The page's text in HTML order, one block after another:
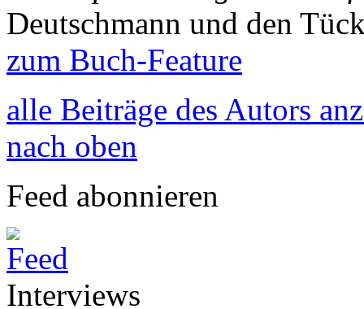
Deutschmann und den
zum Buch-Feature
alle Beiträge des Autors
nach oben
Feed abonnieren
Interviews